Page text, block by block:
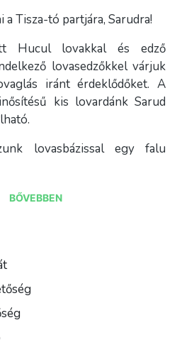
Tisza-tó partjára, Sarudra!
Hucul lovakkal és edző
lovasedzőkkel várjuk
iránt érdeklődőket. A
kis lovardánk Sarud
lovasbázissal egy falu
a lovak parasztudvarok
hogy HUCUL lovainkat mi
meg nektek és itt is
minősített lovasiskolája.
iskolaló, nyugodt
amelyek ugyanolyan
ki a gyerekek, mint a
BŐVEBBEN